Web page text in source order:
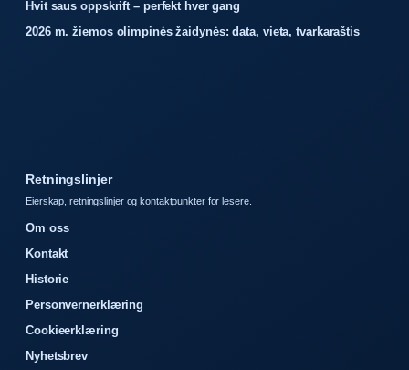
Hvit saus oppskrift – perfekt hver gang
2026 m. žiemos olimpinės žaidynės: data, vieta, tvarkaraštis
Retningslinjer
Eierskap, retningslinjer og kontaktpunkter for lesere.
Om oss
Kontakt
Historie
Personvernerklæring
Cookieerklæring
Nyhetsbrev